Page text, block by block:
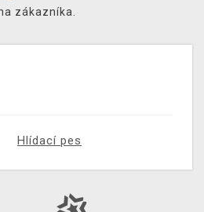
zákazníka.
Hlídací pes